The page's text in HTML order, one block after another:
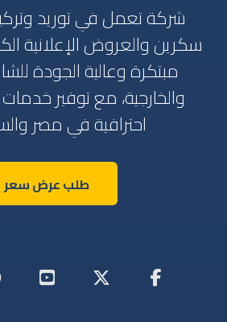
شركة تعمل في توريد
سكرين والعروض الإعلانية
مبتكرة وعالية الجودة
والخارجية، مع توفير
احترافية في مصر
طلب عرض سعر